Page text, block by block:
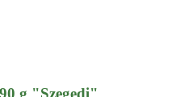
g "Szegedi"